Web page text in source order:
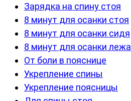
Зарядка на спину стоя
8 минут для осанки стоя
8 минут для осанки сидя
8 минут для осанки лежа
От боли в пояснице
Укрепление спины
Укрепление поясницы